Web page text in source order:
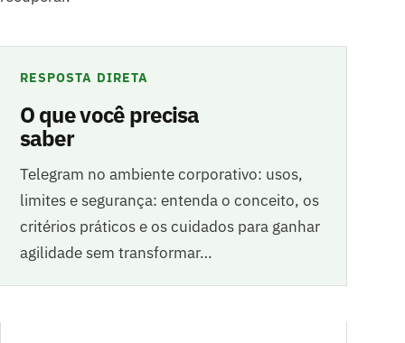
RESPOSTA DIRETA
O que você precisa
saber
Telegram no ambiente corporativo: usos,
limites e segurança: entenda o conceito, os
critérios práticos e os cuidados para ganhar
agilidade sem transformar…